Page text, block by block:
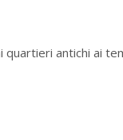
quartieri antichi ai